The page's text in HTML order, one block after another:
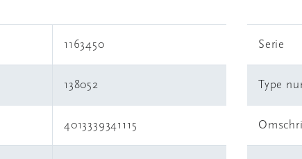
1163450
138052
4013339341115
Serie
Type